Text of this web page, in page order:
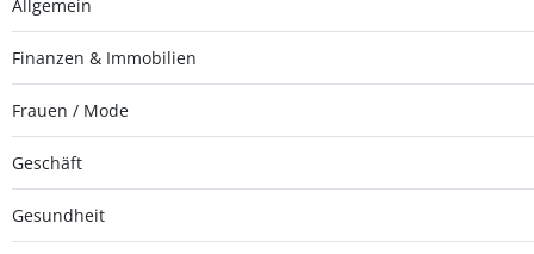
Allgemein
Finanzen & Immobilien
Frauen / Mode
Geschäft
Gesundheit